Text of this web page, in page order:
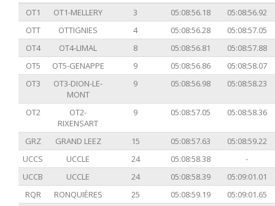
OT1
OT1-MELLERY 3 05:08:56.18
05:08:56.92
OTT
OTTIGNIES 4 05:08:56.28
05:08:57.05
OT4
OT4-LIMAL 8 05:08:56.81
05:08:57.88
OT5
OT5-GENAPPE 9 05:08:56.86
05:08:58.07
OT3
OT3-DION-LE-
MONT
9 05:08:56.98 05:08:58.23
OT2
OT2-
RIXENSART
9 05:08:57.05 05:08:58.36
GRZ GRAND LEEZ 15 05:08:57.63
05:08:59.22
UCCS
UCCLE 24 05:08:58.38
-
UCCB
UCCLE 24 05:08:58.39
05:09:01.01
RQR
RONQUIÈRES 25 05:08:59.19
05:09:01.65